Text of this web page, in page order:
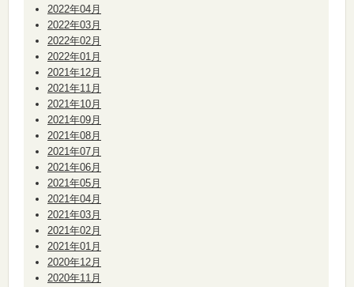
2022年04月
2022年03月
2022年02月
2022年01月
2021年12月
2021年11月
2021年10月
2021年09月
2021年08月
2021年07月
2021年06月
2021年05月
2021年04月
2021年03月
2021年02月
2021年01月
2020年12月
2020年11月